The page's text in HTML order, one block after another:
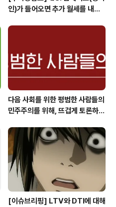
인)가 들어오면 추가 월세를 내야
다음 사회를 위한 평범한 사람들의
민주주의를 위해, 뜨겁게 토론하고
[이슈브리핑] LTV와 DTI에 대해